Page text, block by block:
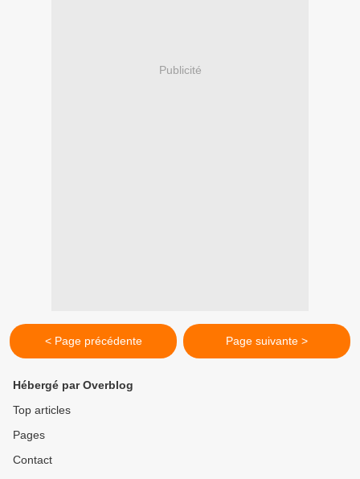
Publicité
< Page précédente Page suivante >
Hébergé par Overblog
Top articles
Pages
Contact